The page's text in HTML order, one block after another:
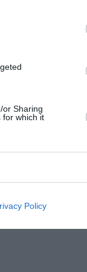
or Sharing
for which it
Policy